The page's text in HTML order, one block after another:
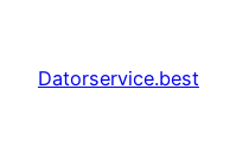
innehåll
Datorservice.best